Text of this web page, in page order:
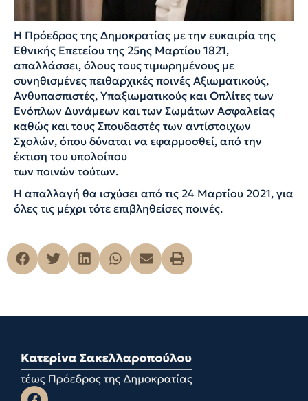
Η Πρόεδρος της Δημοκρατίας με την ευκαιρία της
Εθνικής Επετείου της 25ης Μαρτίου 1821,
απαλλάσσει, όλους τους τιμωρημένους με
συνηθισμένες πειθαρχικές ποινές Αξιωματικούς,
Ανθυπασπιστές, Υπαξιωματικούς και Oπλίτες των
Ενόπλων Δυνάμεων και των Σωμάτων Ασφαλείας
καθώς και τους Σπουδαστές των αντίστοιχων
Σχολών, όπου δύναται να εφαρμοσθεί, από την
έκτιση του υπολοίπου
των ποινών τούτων.
Η απαλλαγή θα ισχύσει από τις 24 Μαρτίου 2021, για
όλες τις μέχρι τότε επιβληθείσες ποινές.